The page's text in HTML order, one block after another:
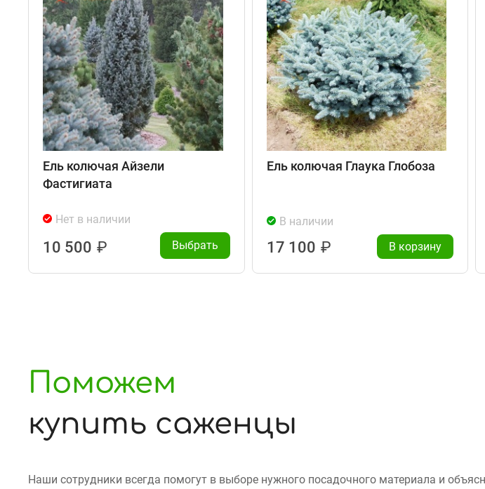
Ель колючая Айзели
Фастигиата
Нет в наличии
10 500 ₽ Выбрать
Ель колючая Глаука Глобоза
В наличии
17 100 ₽ В корзину
Поможем
купить саженцы
Наши сотрудники всегда помогут в выборе нужного посадочного материала и